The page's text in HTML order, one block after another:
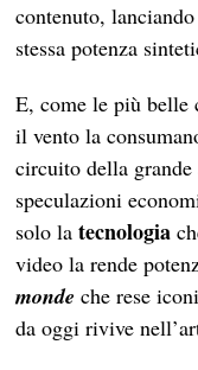
contenuto,
stessa potenza
E, come le più belle
il vento la
circuito della
speculazioni
solo latecnologia
video la rende
monde che rese
da oggi rivive